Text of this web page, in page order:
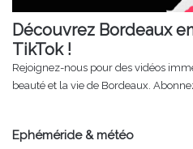
Découvrez Bordeaux
TikTok !
Rejoignez-nous pour des vidéos
beauté et la vie de Bordeaux.
Ephéméride & météo